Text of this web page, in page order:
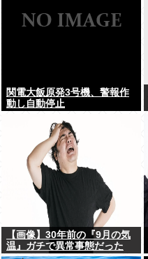
関電大飯原発3号機、警報作
動し自動停止
【画像】30年前の『9月の気
温』ガチで異常事態だった